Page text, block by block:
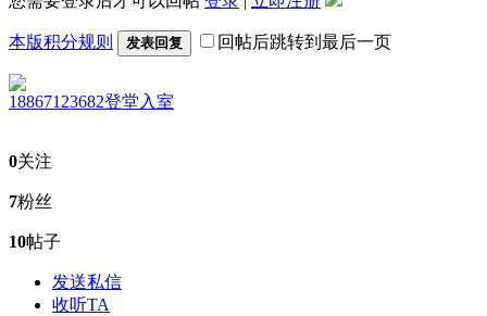
本版积分规则 发表回复 回帖后跳转到最后一页
18867123682登堂入室
0关注
7粉丝
10帖子
发送私信
收听TA